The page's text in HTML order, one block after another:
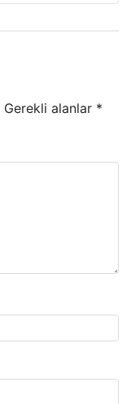
Gerekli alanlar *